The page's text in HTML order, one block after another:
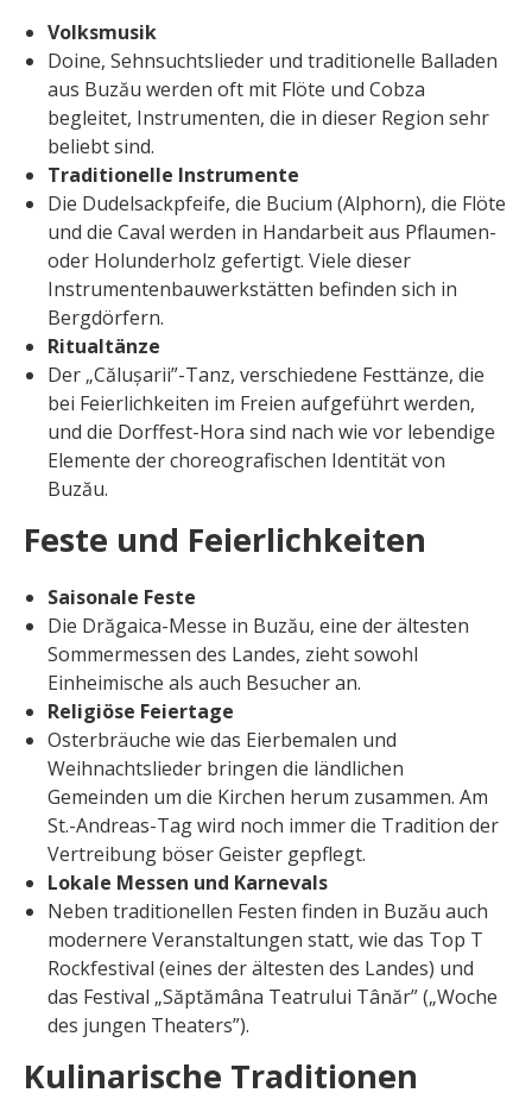
Volksmusik
Doine, Sehnsuchtslieder und traditionelle Balladen
aus Buzău werden oft mit Flöte und Cobza
begleitet, Instrumenten, die in dieser Region sehr
beliebt sind.
Traditionelle Instrumente
Die Dudelsackpfeife, die Bucium (Alphorn), die Flöte
und die Caval werden in Handarbeit aus Pflaumen-
oder Holunderholz gefertigt. Viele dieser
Instrumentenbauwerkstätten befinden sich in
Bergdörfern.
Ritualtänze
Der „Călușarii”-Tanz, verschiedene Festtänze, die
bei Feierlichkeiten im Freien aufgeführt werden,
und die Dorffest-Hora sind nach wie vor lebendige
Elemente der choreografischen Identität von
Buzău.
Feste und Feierlichkeiten
Saisonale Feste
Die Drăgaica-Messe in Buzău, eine der ältesten
Sommermessen des Landes, zieht sowohl
Einheimische als auch Besucher an.
Religiöse Feiertage
Osterbräuche wie das Eierbemalen und
Weihnachtslieder bringen die ländlichen
Gemeinden um die Kirchen herum zusammen. Am
St.-Andreas-Tag wird noch immer die Tradition der
Vertreibung böser Geister gepflegt.
Lokale Messen und Karnevals
Neben traditionellen Festen finden in Buzău auch
modernere Veranstaltungen statt, wie das Top T
Rockfestival (eines der ältesten des Landes) und
das Festival „Săptămâna Teatrului Tânăr” („Woche
des jungen Theaters”).
Kulinarische Traditionen